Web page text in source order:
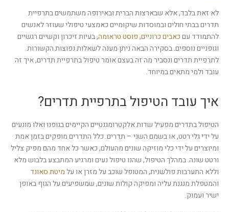
לא זאת בלבד, אלא שבארצות הברית ובאירופה משתמשים בתרפיית
תדרים בבתי חולים ובמוסדות שיקומיים כאמצעי טיפולי שעוזר לאנשים
להתמודד עםכאבים כרוניים,פוסט טראומה, בעיות זיכרון וקשיים רגשיים
וגופניים נוספים. בסקירה הבאה ניתן מענה לשאלות נפוצות הקשורות
לתרפיית תדרים ונסביר מה זה בעצם אומר טיפול בתרפיית תדרים, איך זה
עובד ולמי מתאים במיוחד.
איך עובד הטיפול בתרפיית תדרים?
הטיפול בתדרים מפעיל שדות אלקטרומגנטיים הקיימים בגופנו ואלו מונעים
על ידי גלי רטט, או בשמם השני – תדרים. כלל התדרים מופקים בזמן אמת
ומיוצרים על ידי כלי מוזיקה שונים מהעולם, כאשר כל אחד מהם מפיק צליל
ורטט שונה. במהלך הטיפול, שהנו טיפול נעים ומרגיע המתבצע בלבוש מלא
וללא התערבות פולשנית, המטופל שוכב על מזרן או עלמיטת סאונד
והמטפלת מנגנת עליה ומפיקה קולות שונים, שמשפיעים על הגוף באופן
ישיר ועמוק.